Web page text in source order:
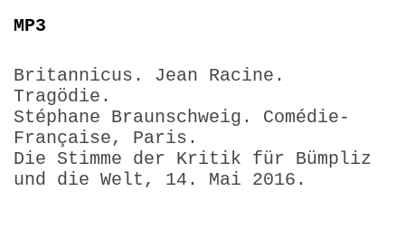
MP3
Britannicus. Jean Racine.
Tragödie.
Stéphane Braunschweig. Comédie-
Française, Paris.
Die Stimme der Kritik für Bümpliz
und die Welt, 14. Mai 2016.